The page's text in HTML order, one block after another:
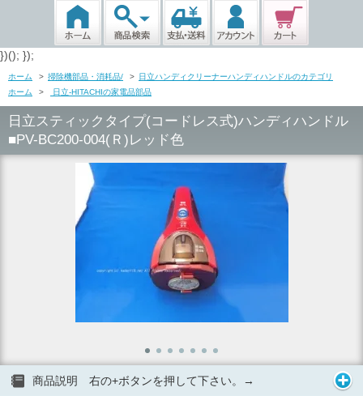
})(); });
ホーム > 掃除機部品・消耗品/ > 日立ハンディクリーナーハンディハンドルのカテゴリ
ホーム
> 日立-HITACHIの家電品部品
日立スティックタイプ(コードレス式)ハンディハンドル
■PV-BC200-004(Ｒ)レッド色
商品説明 右の+ボタンを押して下さい。→